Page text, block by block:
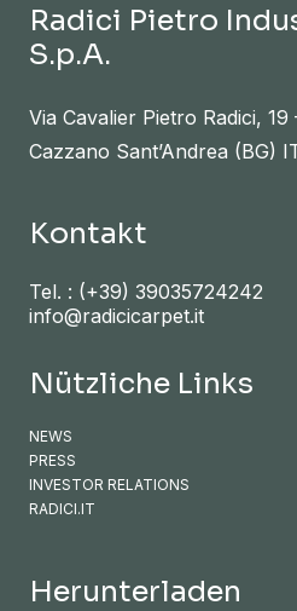
Radici Pietro
S.p.A.
Via Cavalier Pietro Radici, 19
Cazzano Sant’Andrea (BG)
Kontakt
Tel. : (+39) 39035724242
info@radicicarpet.it
Nützliche Links
NEWS
PRESS
INVESTOR RELATIONS
RADICI.IT
Herunterladen